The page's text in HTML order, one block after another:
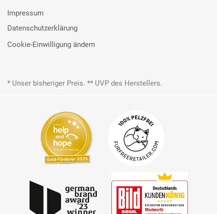
Impressum
Datenschutzerklärung
Cookie-Einwilligung ändern
* Unser bisheriger Preis. ** UVP des Herstellers.